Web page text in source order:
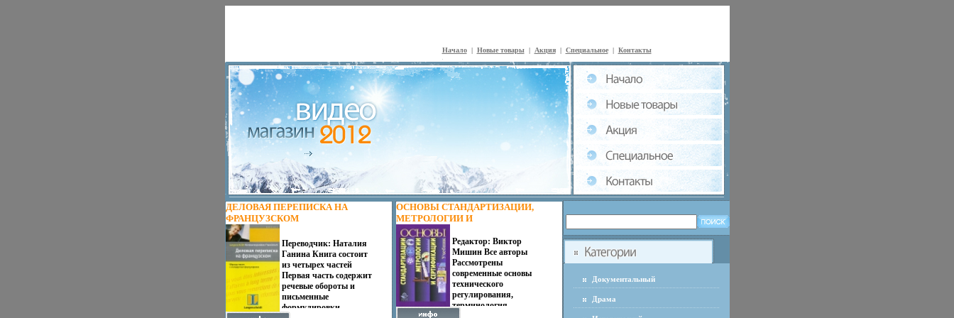
Начало| Новые товары| Акция| Специальное| Контакты
ДЕЛОВАЯ ПЕРЕПИСКА НА
ФРАНЦУЗСКОМ
ИЗДАТЕЛЬСТВА: АСТ, АСТРЕЛЬ,
2006 Г МЯГКАЯ ОБЛОЖКА, 128
СТР ISBN 5-17-033696-9, 5-271-
13047-9, 3-468-29932-X ТИРАЖ:
5000 ЭКЗ ФОРМАТ: 84X108/32
(~130Х205 ММ) ИНФО 11959J.
Переводчик: Наталия
Ганина Книга состоит
из четырех частей
Первая часть содержит
речевые обороты и
письменные
формулировки,
ОСНОВЫ СТАНДАРТИЗАЦИИ,
МЕТРОЛОГИИ И
СЕРТИФИКАЦИИ
ИЗДАТЕЛЬСТВО: ЮНИТИ-
ДАНА, 2007 Г ТВЕРДЫЙ
ПЕРЕПЛЕТ, 448 СТР ISBN 978-5-
238-01173-8 ТИРАЖ: 20000 ЭКЗ
ФОРМАТ: 60X90/16 (~145Х217
ММ) ИНФО 11962J.
Редактор: Виктор
Мишин Все авторы
Рассмотрены
современные основы
технического
регулирования,
терминология,
методология,
Документальный
Драма